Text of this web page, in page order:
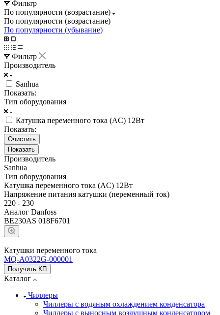
Фильтр
По популярности (возрастание)
По популярности (возрастание)
По популярности (убывание)
Фильтр
Производитель
Sanhua
Показать:
Тип оборудования
Катушка переменного тока (AC) 12Вт
Показать:
Очистить
Производитель
Sanhua
Тип оборудования
Катушка переменного тока (AC) 12Вт
Напряжение питания катушки (переменный ток)
220 - 230
Аналог Danfoss
BE230AS 018F6701
Катушки переменного тока
MQ-A0322G-000001
Получить КП
Каталог
Чиллеры
Чиллеры с водяным охлаждением конденсатора
Чиллеры с выносным воздушным конденсатором